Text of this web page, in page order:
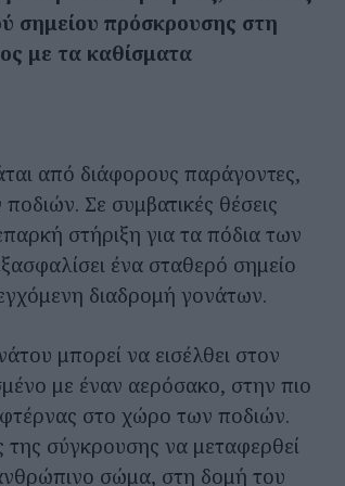
σημείου πρόσκρουσης στη
με τα καθίσματα
από διάφορους παράγοντες,
Σε συμβατικές θέσεις
στήριξη για τα πόδια των
ένα σταθερό σημείο
διαδρομή γονάτων.
μπορεί να εισέλθει στον
με έναν αερόσακο, στην πιο
στο χώρο των ποδιών.
της σύγκρουσης να μεταφερθεί
σώμα, στη δομή του